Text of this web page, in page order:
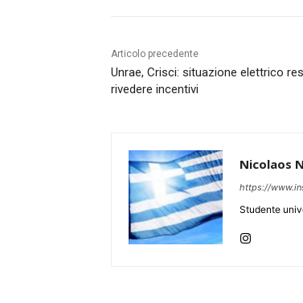
Articolo precedente
Unrae, Crisci: situazione elettrico
rivedere incentivi
Nicolaos
https://
Studente